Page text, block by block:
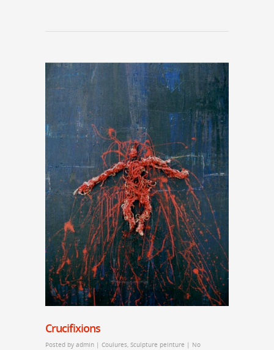
Crucifixions
Posted by admin | Coulures, Sculpture peinture | No